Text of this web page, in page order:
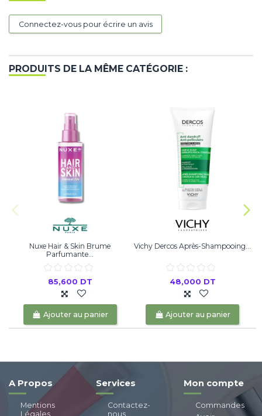
Connectez-vous pour écrire un avis
PRODUITS DE LA MÊME CATÉGORIE :
Nuxe Hair & Skin Brume
Parfumante...
85,600 DT
Ajouter au panier
Vichy Dercos Après-Shampooing...
48,000 DT
Ajouter au panier
A Propos
Mentions
Légales
Services
Contactez-
nous
Mon compte
Commandes